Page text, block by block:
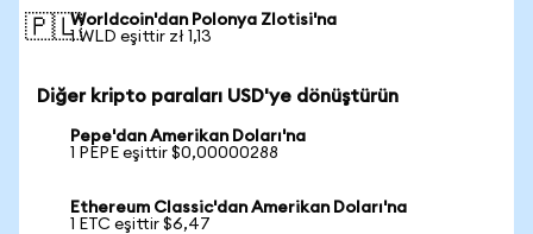
🇵🇱Worldcoin'dan Polonya Zlotisi'na
1 WLD eşittir zł 1,13
Diğer kripto paraları USD'ye dönüştürün
Pepe'dan Amerikan Doları'na
1 PEPE eşittir $0,00000288
Ethereum Classic'dan Amerikan Doları'na
1 ETC eşittir $6,47